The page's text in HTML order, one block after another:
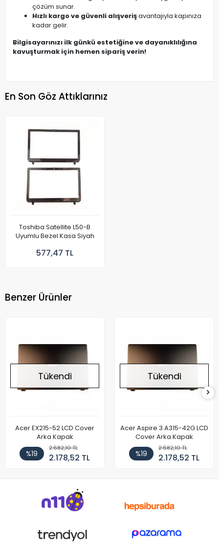
çözüm sunar.
Hızlı kargo ve güvenli alışverişavantajıyla kapınıza
kadar gelir.
Bilgisayarınızı ilk günkü estetiğine ve dayanıklılığına
kavuşturmak için hemen sipariş verin!
En Son Göz Attıklarınız
Toshiba Satellite L50-B
Uyumlu Bezel Kasa Siyah
577,47 TL
Benzer Ürünler
Tükendi
Acer EX215-52 LCD Cover
Arka Kapak
%19
2.682,10 TL
2.178,52 TL
Tükendi
Acer Aspire 3 A315-42G LCD
Cover Arka Kapak
%19
2.682,10 TL
2.178,52 TL